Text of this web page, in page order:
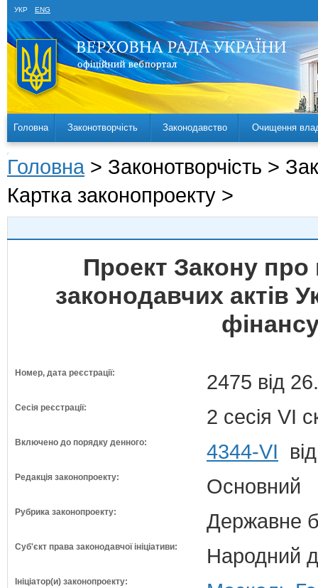
УКР ENG
Головна Законотворчість Законодавство Очищення
Головна > Законотворчість >
Картка законопроекту >
Проект Закону про
законодавчих актів
Номер, дата реєстрації: 2475 від
Сесія реєстрації: 2 сесія VI
Включено до порядку денного: 4344-VI
Редакція законопроекту: Основний
Рубрика законопроекту: Державне
Суб'єкт права законодавчої ініціативи: Народний
Ініціатор(и) законопроекту: